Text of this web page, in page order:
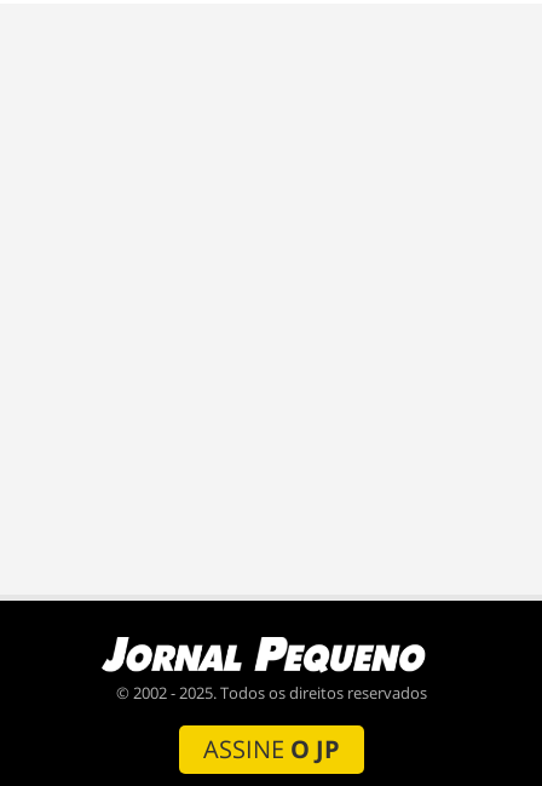
© 2002 - 2025. Todos os direitos reservados
ASSINE O JP